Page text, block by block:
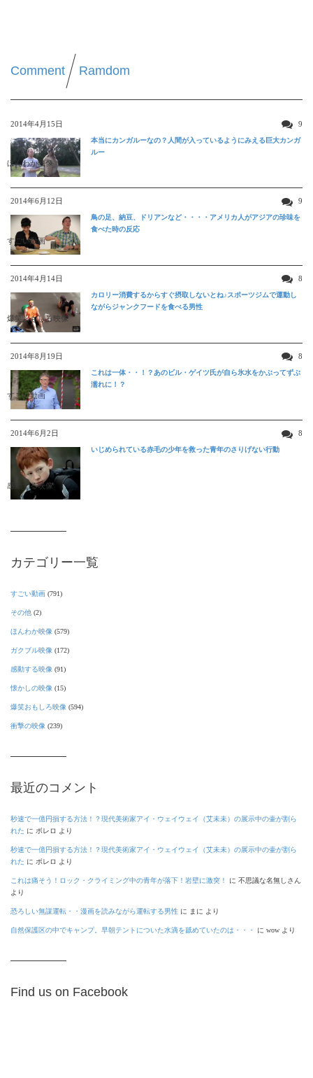
Comment Ramdom
2014年4月15日 9
ほんわか映像
本当にカンガルーなの？人間が入っているようにみえる巨大カンガ
ルー
2014年6月12日 9
すごい動画
鳥の足、納豆、ドリアンなど・・・・アメリカ人がアジアの珍味を
食べた時の反応
2014年4月14日 8
爆笑おもしろ映像
カロリー消費するからすぐ摂取しないとね♪スポーツジムで運動し
ながらジャンクフードを食べる男性
2014年8月19日 8
すごい動画
これは一体・・！？あのビル・ゲイツ氏が自ら氷水をかぶってずぶ
濡れに！？
2014年6月2日 8
感動する映像
いじめられている赤毛の少年を救った青年のさりげない行動
カテゴリー一覧
すごい動画 (791)
その他 (2)
ほんわか映像 (579)
ガクブル映像 (172)
感動する映像 (91)
懐かしの映像 (15)
爆笑おもしろ映像 (594)
衝撃の映像 (239)
最近のコメント
秒速で一億円損する方法！？現代美術家アイ・ウェイウェイ（艾未未）の展示中の壷が割ら
れた に ボレロ より
秒速で一億円損する方法！？現代美術家アイ・ウェイウェイ（艾未未）の展示中の壷が割ら
れた に ボレロ より
これは痛そう！ロック・クライミング中の青年が落下！岩壁に激突！ に 不思議な名無しさん
より
恐ろしい無謀運転・・漫画を読みながら運転する男性 に まに より
自然保護区の中でキャンプ。早朝テントについた水滴を舐めていたのは・・・ に wow より
Find us on Facebook